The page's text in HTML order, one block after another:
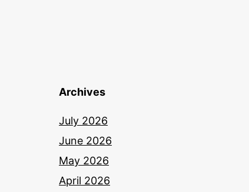
Archives
July 2026
June 2026
May 2026
April 2026